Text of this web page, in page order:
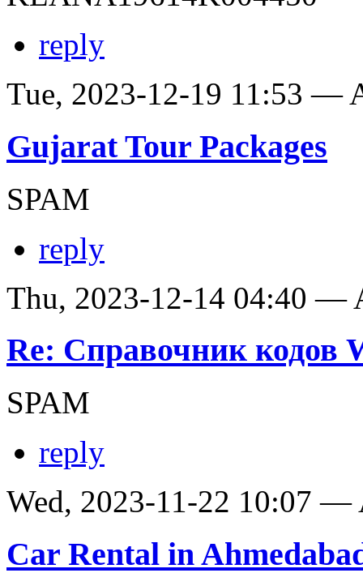
reply
Tue, 2023-12-19 11:53 —
Gujarat Tour Packages
SPAM
reply
Thu, 2023-12-14 04:40 —
Re: Справочник кодов
SPAM
reply
Wed, 2023-11-22 10:07 —
Car Rental in